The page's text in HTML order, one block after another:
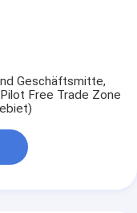
Geschäftsmitte,
Free Trade Zone